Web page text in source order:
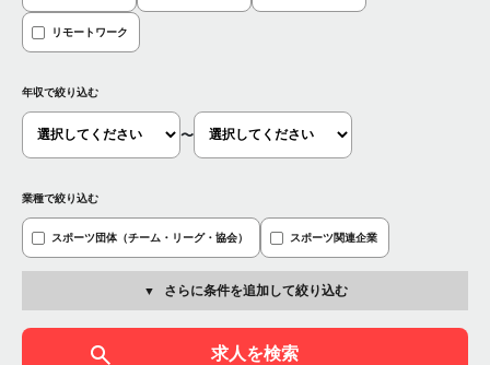
リモートワーク
年収で絞り込む
〜
業種で絞り込む
スポーツ団体（チーム・リーグ・協会） スポーツ関連企業
さらに条件を追加して絞り込む
求人を検索